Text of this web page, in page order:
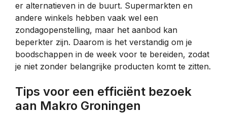
er alternatieven in de buurt. Supermarkten en
andere winkels hebben vaak wel een
zondagopenstelling, maar het aanbod kan
beperkter zijn. Daarom is het verstandig om je
boodschappen in de week voor te bereiden, zodat
je niet zonder belangrijke producten komt te zitten.
Tips voor een efficiënt bezoek
aan Makro Groningen